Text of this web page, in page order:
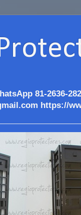
81-2636-
https://